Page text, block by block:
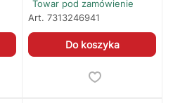
Towar pod zamówienie
Art. 7313246941
Do koszyka